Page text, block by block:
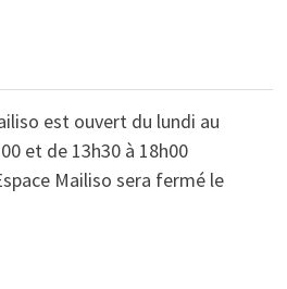
est ouvert du lundi au
et de 13h30 à 18h00
Mailiso sera fermé le